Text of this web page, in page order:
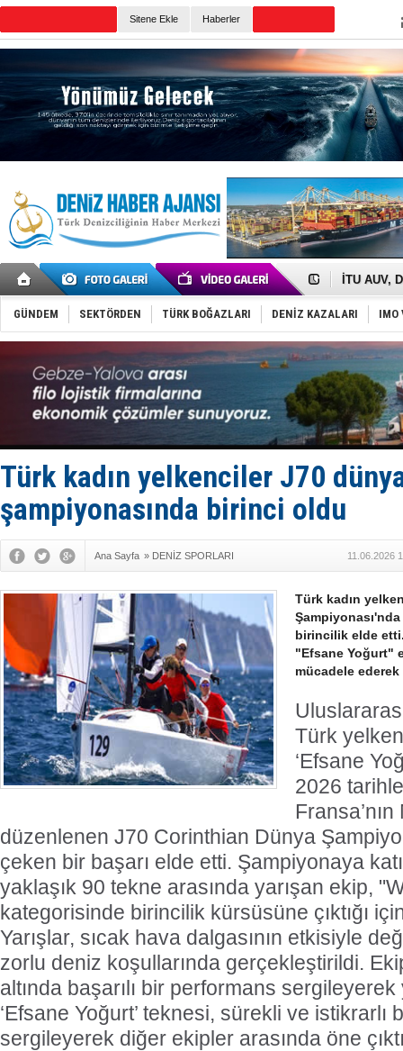
Sitene Ekle Haberler
Anadolu
Derince,
İTU AUV,
LNG
PROYAD,
Türkiye-
Türk
Deniz
DÖDER,
Fairline,
Baltık
Runit
Limana
GÜNDEM SEKTÖRDEN TÜRK BOĞAZLARI DENİZ KAZALARI IMO
Türk kadın yelkenciler J70
şampiyonasında birinci oldu
Ana Sayfa » DENİZ SPORLARI 11.06.2026
Türk kadın
birincilik elde
"Efsane Yoğurt"
mücadele ederek
Türk
‘Efsane
2026
düzenlenen J70 Corinthian Dünya
çeken bir başarı elde etti. Şampiyonaya
yaklaşık 90 tekne arasında yarışan ekip,
kategorisinde birincilik kürsüsüne çıktığı
Yarışlar, sıcak hava dalgasının etkisiyle
zorlu deniz koşullarında gerçekleştirildi.
altında başarılı bir performans sergileyerek
‘Efsane Yoğurt’ teknesi, sürekli ve istikrarlı
sergileyerek diğer ekipler arasında öne